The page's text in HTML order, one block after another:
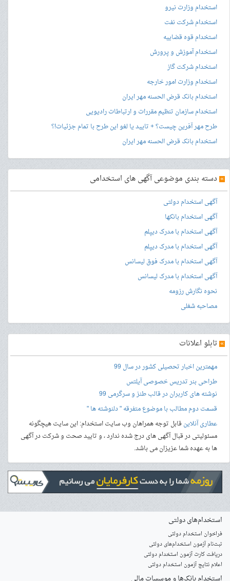
استخدام وزارت نیرو
استخدام شرکت نفت
استخدام قوه قضاییه
استخدام آموزش و پرورش
استخدام شرکت گاز
استخدام وزارت امور خارجه
استخدام بانک قرض الحسنه مهر ایران
استخدام سازمان تنظیم مقررات و ارتباطات رادیویی
طرح مهر آفرین چیست؟ + تایید یا لغو این طرح با تمام جزئیات!؟
استخدام بانک قرض الحسنه مهر ایران
» دسته بندی موضوعی آگهی های استخدامی
آگهی استخدام دولتی
آگهی استخدام بانکها
آگهی استخدام با مدرک دیپلم
آگهی استخدام با مدرک دیپلم
آگهی استخدام با مدرک فوق لیسانس
آگهی استخدام با مدرک لیسانس
نحوه نگارش رزومه
مصاحبه شغلی
» تابلو اعلانات
مهمترین اخبار تحصیلی کشور در سال 99
طراحی بنرتدریس خصوصی آیلتس
نوشته های کاربران در قالب طنز و سرگرمی 99
قسمت دوم مطالب با موضوع متفرقه " دلنوشته ها "
عطاری آنلاینقابل توجه همراهان وب سایت استخدام: این سایت هیچگونه
مسئولیتی در قبال آگهی های درج شده ندارد ، و تایید صحت و شرکت در آگهی
ها به عهده شما عزیزان می باشد.
استخدام‌های دولتی
فراخوان استخدام دولتی
ثبت‌نام آزمون‌ استخدام‌های دولتی
دریافت کارت آزمون استخدام دولتی
اعلام نتایج آزمون استخدام دولتی